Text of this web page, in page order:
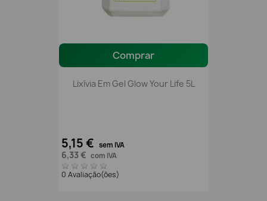
Comprar
Lixívia Em Gel Glow Your Life 5L
5,15 € sem IVA
6,33 € com IVA
0 Avaliação(ões)